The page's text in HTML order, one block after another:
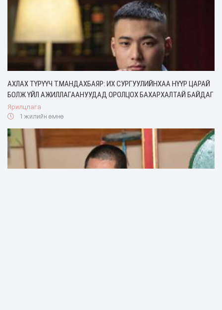
АХЛАХ ТҮРҮҮЧ Т.МАНДАХБАЯР: ИХ СУРГУУЛИЙНХАА НҮҮР ЦАРАЙ
БОЛЖ ҮЙЛ АЖИЛЛАГААНУУДАД ОРОЛЦОХ БАХАРХАЛТАЙ БАЙДАГ
Ярилцлага
1 жилийн өмнө